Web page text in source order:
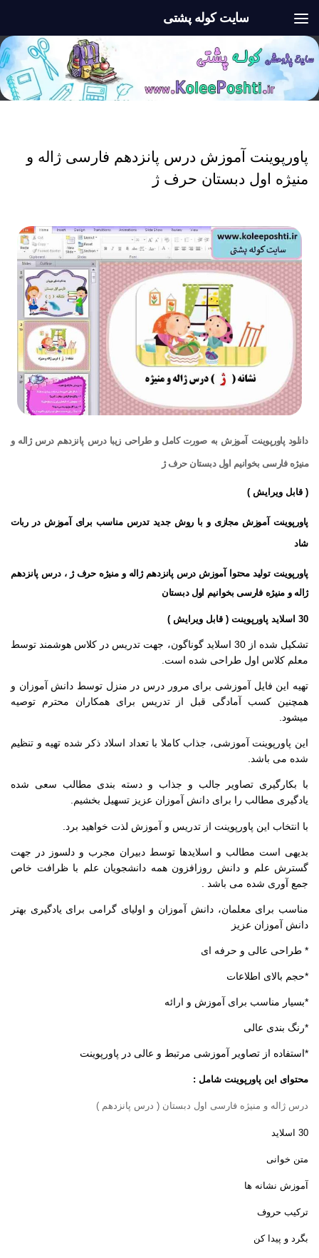
سایت کوله پشتی
پاورپوینت آموزش درس پانزدهم فارسی ژاله و
منیژه اول دبستان حرف ژ
دانلود پاورپوینت آموزش به صورت کامل و طراحی زیبا درس پانزدهم درس ژاله و
منیژه فارسی بخوانیم اول دبستان حرف ژ
( قابل ویرایش )
پاورپوینت آموزش مجازی و با روش جدید تدرس مناسب برای آموزش در ربات
شاد
پاورپوینت تولید محتوا آموزش درس پانزدهم ژاله و منیژه حرف ژ ، درس پانزدهم
ژاله و منیژه فارسی بخوانیم اول دبستان
30 اسلاید پاورپوینت ( قابل ویرایش )
تشکیل شده از 30 اسلاید گوناگون، جهت تدریس در کلاس هوشمند توسط
معلم کلاس اول طراحی شده است.
تهیه این فایل آموزشی برای مرور درس در منزل توسط دانش آموزان و
همچنین کسب آمادگی قبل از تدریس برای همکاران محترم توصیه
میشود.
این پاورپوینت آموزشی، جذاب کاملا با تعداد اسلاد ذکر شده تهیه و تنظیم
شده می باشد.
با بکارگیری تصاویر جالب و جذاب و دسته بندی مطالب سعی شده
یادگیری مطالب را برای دانش آموزان عزیز تسهیل بخشیم.
با انتخاب این پاورپوینت از تدریس و آموزش لذت خواهید برد.
بدیهی است مطالب و اسلایدها توسط دبیران مجرب و دلسوز در جهت
گسترش علم و دانش روزافزون همه دانشجویان علم با ظرافت خاص
جمع آوری شده می باشد .
مناسب برای معلمان، دانش آموزان و اولیای گرامی برای یادگیری بهتر
دانش آموزان عزیز
* طراحی عالی و حرفه ای
*حجم بالای اطلاعات
*بسیار مناسب برای آموزش و ارائه
*رنگ بندی عالی
*استفاده از تصاویر آموزشی مرتبط و عالی در پاورپوینت
محتوای این پاورپوینت شامل :
درس ژاله و منیژه فارسی اول دبستان ( درس پانزدهم )
30 اسلاید
متن خوانی
آموزش نشانه ها
ترکیب حروف
بگرد و پیدا کن